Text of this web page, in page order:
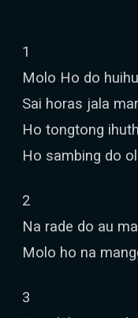
1
Molo Ho do
Sai horas jala
Ho tongtong
Ho sambing do
2
Na rade do au
Molo ho na
3